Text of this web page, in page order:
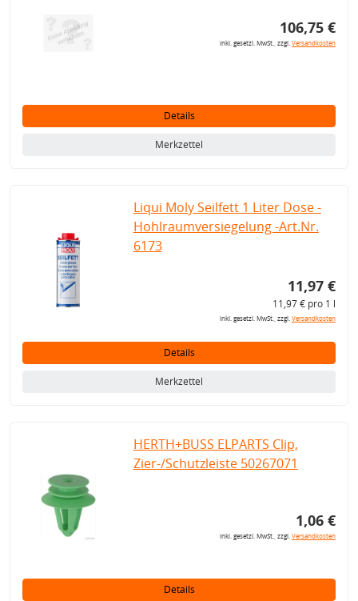
106,75 €
inkl. gesetzl. MwSt., zzgl.Versandkosten
Details
Merkzettel
Liqui Moly Seilfett 1 Liter Dose -
Hohlraumversiegelung -Art.Nr.
6173
11,97 €
11,97 € pro 1 l
inkl. gesetzl. MwSt., zzgl.Versandkosten
Details
Merkzettel
HERTH+BUSS ELPARTS Clip,
Zier-/Schutzleiste 50267071
1,06 €
inkl. gesetzl. MwSt., zzgl.Versandkosten
Details